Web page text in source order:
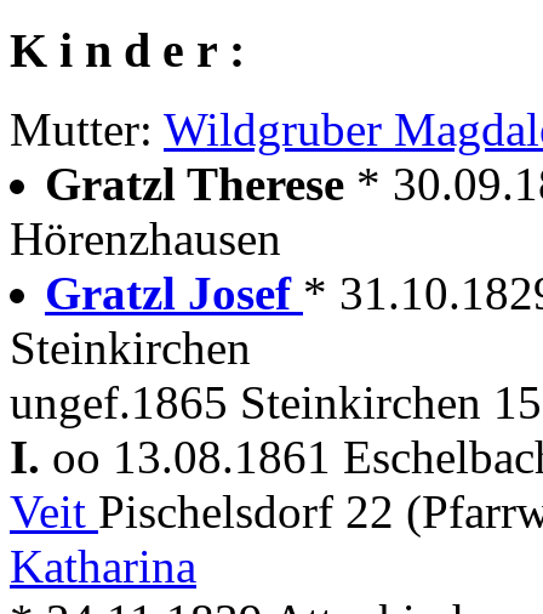
K i n d e r :
Mutter: Wildgruber
Gratzl Therese *
Hörenzhausen
Gratzl Josef *
Steinkirchen
ungef.1865 Steinkirchen
I. oo 13.08.1861
Veit Pischelsdorf 22
Katharina